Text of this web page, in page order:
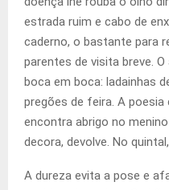
estrada ruim e cabo de
caderno, o bastante para
parentes de visita breve.
boca em boca: ladainhas
pregões de feira. A
encontra abrigo no
decora, devolve. No
A dureza evita a pose e